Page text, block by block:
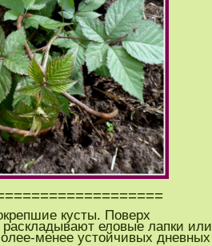
кусты. Поверх
еловые лапки или
менее устойчивых дневных